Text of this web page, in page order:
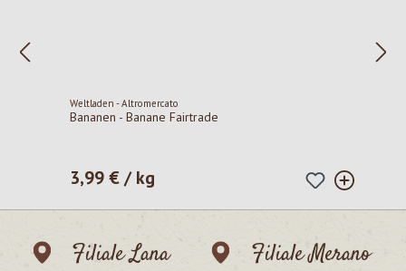
Weltladen - Altromercato
Bananen - Banane Fairtrade
Prezzo normale:
3,99 € / kg
Filiale Lana
Filiale Merano